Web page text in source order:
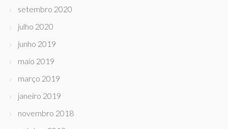
setembro 2020
julho 2020
junho 2019
maio 2019
março 2019
janeiro 2019
novembro 2018